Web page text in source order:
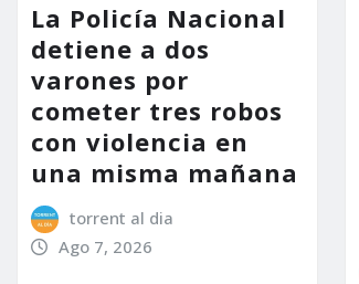
La Policía Nacional
detiene a dos
varones por
cometer tres robos
con violencia en
una misma mañana
torrent al dia
Ago 7, 2026